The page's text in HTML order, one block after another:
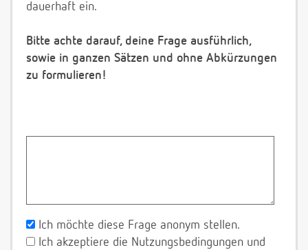
dauerhaft ein.
Bitte achte darauf, deine Frage ausführlich,
sowie in ganzen Sätzen und ohne Abkürzungen
zu formulieren!
Ich möchte diese Frage anonym stellen.
Ich akzeptiere die Nutzungsbedingungen und